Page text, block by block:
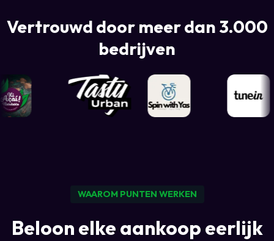
Vertrouwd door meer dan 3.000
bedrijven
WAAROM PUNTEN WERKEN
Beloon elke aankoop eerlijk